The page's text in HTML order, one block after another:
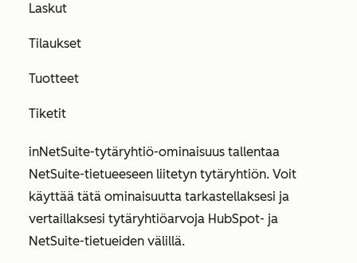
Laskut
Tilaukset
Tuotteet
Tiketit
inNetSuite-tytäryhtiö-ominaisuus tallentaa
NetSuite-tietueeseen liitetyn tytäryhtiön. Voit
käyttää tätä ominaisuutta tarkastellaksesi ja
vertaillaksesi tytäryhtiöarvoja HubSpot- ja
NetSuite-tietueiden välillä.